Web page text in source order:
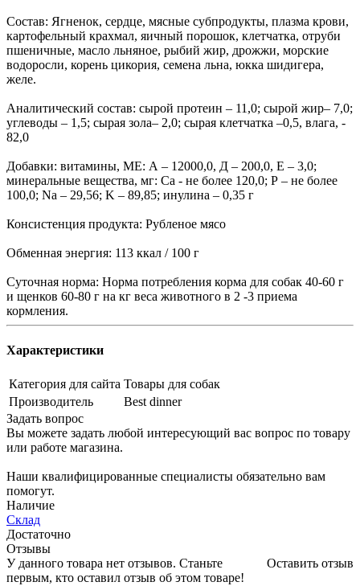
Состав: Ягненок, сердце, мясные субпродукты, плазма крови,
картофельный крахмал, яичный порошок, клетчатка, отруби
пшеничные, масло льняное, рыбий жир, дрожжи, морские
водоросли, корень цикория, семена льна, юкка шидигера,
желе.
Аналитический состав: сырой протеин – 11,0; сырой жир– 7,0;
углеводы – 1,5; сырая зола– 2,0; сырая клетчатка –0,5, влага, -
82,0
Добавки: витамины, МЕ: А – 12000,0, Д – 200,0, Е – 3,0;
минеральные вещества, мг: Са - не более 120,0; Р – не более
100,0; Na – 29,56; K – 89,85; инулина – 0,35 г
Консистенция продукта: Рубленое мясо
Обменная энергия: 113 ккал / 100 г
Суточная норма: Норма потребления корма для собак 40-60 г
и щенков 60-80 г на кг веса животного в 2 -3 приема
кормления.
Характеристики
Категория для сайта Товары для собак
Производитель
Best dinner
Задать вопрос
Вы можете задать любой интересующий вас вопрос по товару
или работе магазина.
Наши квалифицированные специалисты обязательно вам
помогут.
Наличие
Склад
Достаточно
Отзывы
Оставить отзыв
У данного товара нет отзывов. Станьте
первым, кто оставил отзыв об этом товаре!